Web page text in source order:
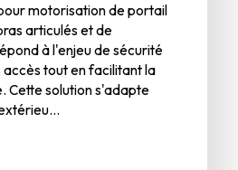
motorisation de portail
articulés et de
à l'enjeu de sécurité
tout en facilitant la
Cette solution s'adapte